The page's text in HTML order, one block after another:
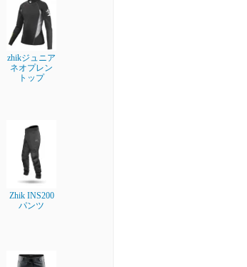
zhikジュニア
ネオプレン
トップ
Zhik INS200
パンツ